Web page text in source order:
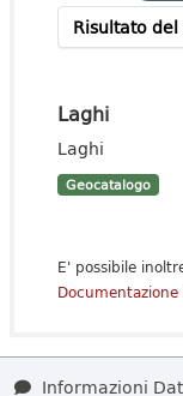
Risultato del
Laghi
Laghi
Geocatalogo
E' possibile
Documentazione
Informazioni